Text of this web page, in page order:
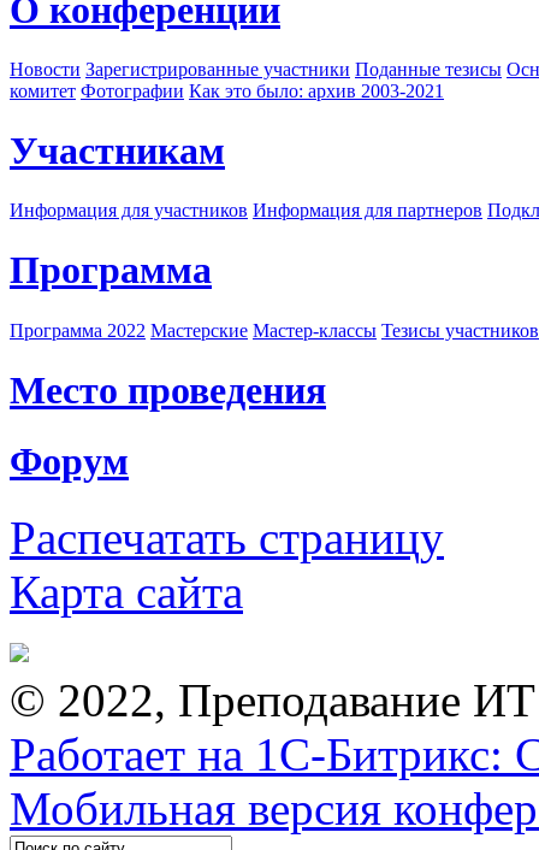
О конференции
Новости Зарегистрированные участники Поданные тезисы
комитет Фотографии Как это было: архив 2003-2021
Участникам
Информация для участников Информация для партнеров
Программа
Программа 2022 Мастерские Мастер-классы Тезисы
Место проведения
Форум
Распечатать страницу
Карта сайта
© 2022, Преподавание
Работает на 1С-Битрикс:
Мобильная версия